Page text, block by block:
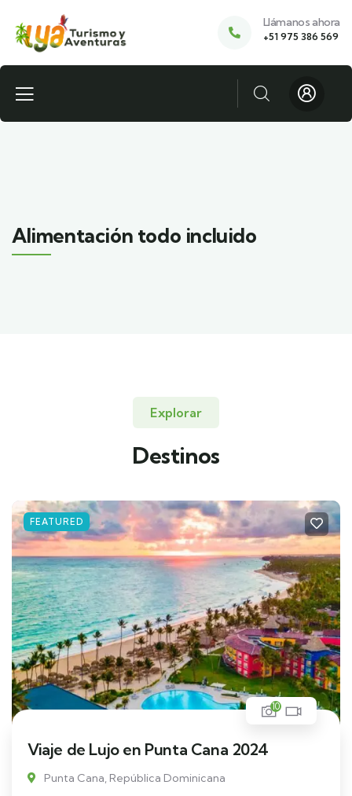
Llámanos ahora
+51 975 386 569
Alimentación todo incluido
Explorar
Destinos
FEATURED
10
Viaje de Lujo en Punta Cana 2024
Punta Cana, República Dominicana